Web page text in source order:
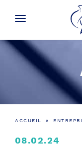
ACCUEIL »
08.02.24